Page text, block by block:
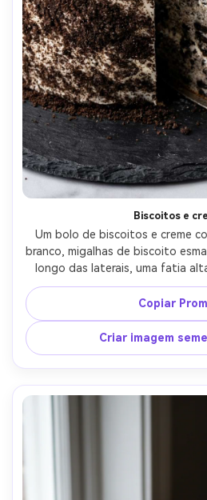
Biscoitos e
Um bolo de biscoitos e creme
branco, migalhas de biscoito
longo das laterais, uma fatia
mostrar pedaços de biscoito
placa de ardósia escura, luz de
em Nikon Z6 II, 50mm, f/3.5,
comercial
Copiar
Criar imagem